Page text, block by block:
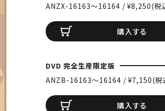
ANZX-16163〜16164 / ¥8,250(税
購入する
DVD 完全生産限定版
ANZB-16163〜16164 / ¥7,150(税
購入する